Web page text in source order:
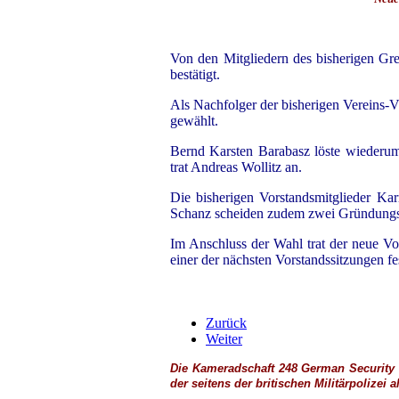
Von den Mitgliedern des bisherigen
bestätigt.
Als Nachfolger der bisherigen Vereins-
gewählt.
Bernd Karsten Barabasz löste
trat Andreas Wollitz an.
Die bisherigen Vorstandsmitglieder
Schanz scheiden zudem zwei
Im Anschluss der Wahl trat der neue
einer der nächsten Vorstandssitzungen
Zurück
Weiter
Die Kameradschaft 248 German
der seitens der britischen Militärpolizei